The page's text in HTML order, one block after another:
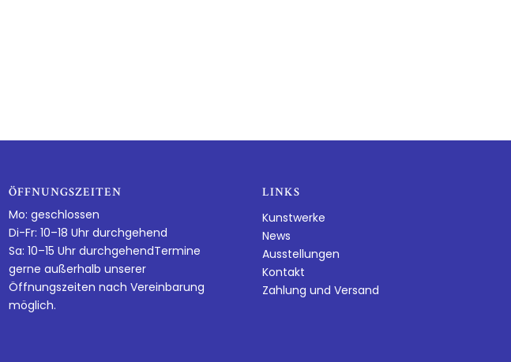
ÖFFNUNGSZEITEN
Mo: geschlossen
Di-Fr: 10–18 Uhr durchgehend
Sa: 10–15 Uhr durchgehendTermine
gerne außerhalb unserer
Öffnungszeiten nach Vereinbarung
möglich.
LINKS
Kunstwerke
News
Ausstellungen
Kontakt
Zahlung und Versand